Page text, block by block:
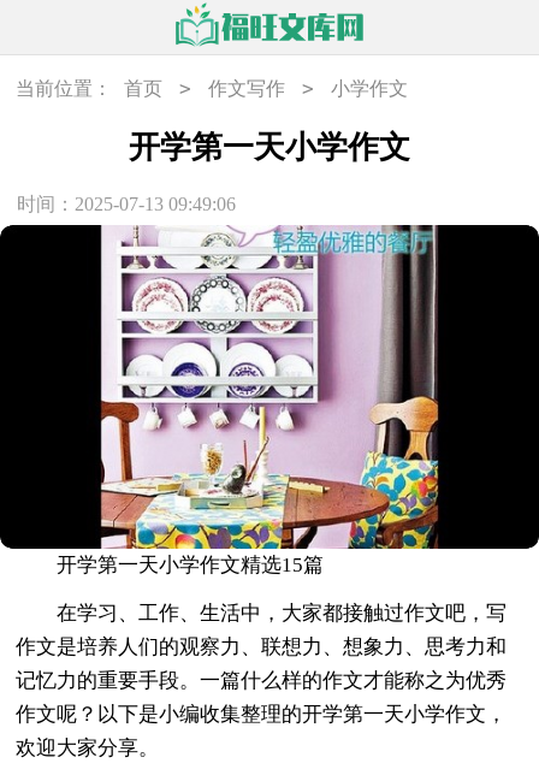
当前位置： 首页 > 作文写作 > 小学作文
开学第一天小学作文
时间：2025-07-13 09:49:06
开学第一天小学作文精选15篇
在学习、工作、生活中，大家都接触过作文吧，写
作文是培养人们的观察力、联想力、想象力、思考力和
记忆力的重要手段。一篇什么样的作文才能称之为优秀
作文呢？以下是小编收集整理的开学第一天小学作文，
欢迎大家分享。